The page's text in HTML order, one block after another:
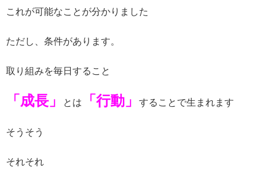
これが可能なことが分かりました
ただし、条件があります。
取り組みを毎日すること
「成長」 とは 「行動」 することで生まれます
そうそう
それそれ